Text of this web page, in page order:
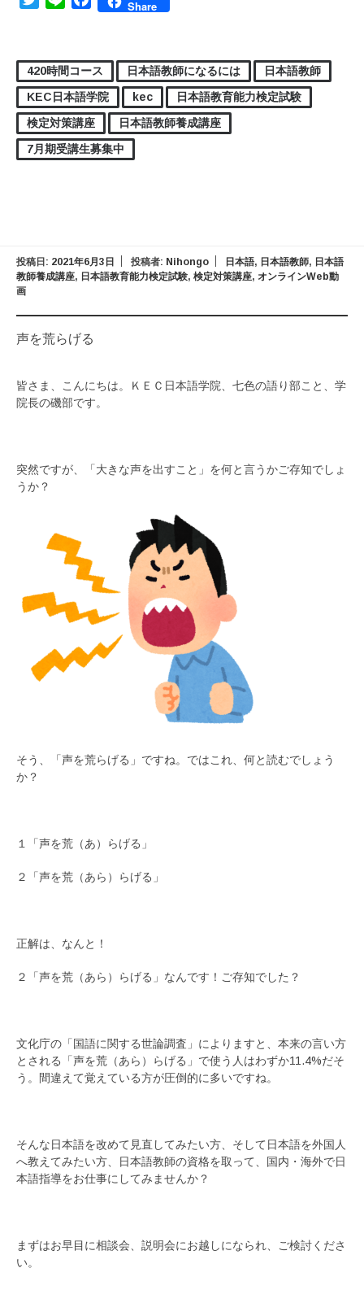
Share
420時間コース 日本語教師になるには
日本語教師
KEC日本語学院
kec
日本語教育能力検定試験
検定対策講座
日本語教師養成講座
7月期受講生募集中
投稿日: 2021年6月3日 投稿者: Nihongo 日本語, 日本語教師, 日本語
教師養成講座, 日本語教育能力検定試験, 検定対策講座, オンラインWeb動
画
声を荒らげる
皆さま、こんにちは。ＫＥＣ日本語学院、七色の語り部こと、学
院長の磯部です。
突然ですが、「大きな声を出すこと」を何と言うかご存知でしょ
うか？
そう、「声を荒らげる」ですね。ではこれ、何と読むでしょう
か？
１「声を荒（あ）らげる」
２「声を荒（あら）らげる」
正解は、なんと！
２「声を荒（あら）らげる」なんです！ご存知でした？
文化庁の「国語に関する世論調査」によりますと、本来の言い方
とされる「声を荒（あら）らげる」で使う人はわずか11.4%だそ
う。間違えて覚えている方が圧倒的に多いですね。
そんな日本語を改めて見直してみたい方、そして日本語を外国人
へ教えてみたい方、日本語教師の資格を取って、国内・海外で日
本語指導をお仕事にしてみませんか？
まずはお早目に相談会、説明会にお越しになられ、ご検討くださ
い。